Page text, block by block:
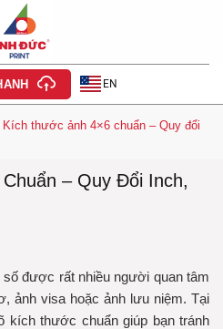
EN
Kích thước ảnh 4×6 chuẩn – Quy đổi
– Quy Đổi Inch,
được rất nhiều người quan tâm
ảnh visa hoặc ảnh lưu niệm. Tại
kích thước chuẩn giúp bạn tránh